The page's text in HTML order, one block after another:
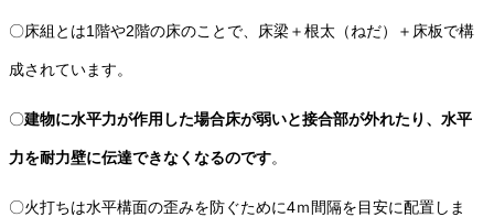
〇床組とは1階や2階の床のことで、床梁＋根太（ねだ）＋床板で構
成されています。
〇建物に水平力が作用した場合床が弱いと接合部が外れたり、水平
力を耐力壁に伝達できなくなるのです。
〇火打ちは水平構面の歪みを防ぐために4ｍ間隔を目安に配置しま